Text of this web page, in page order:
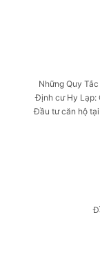
Những Quy
Định cư Hy Lạp:
Đầu tư căn hộ